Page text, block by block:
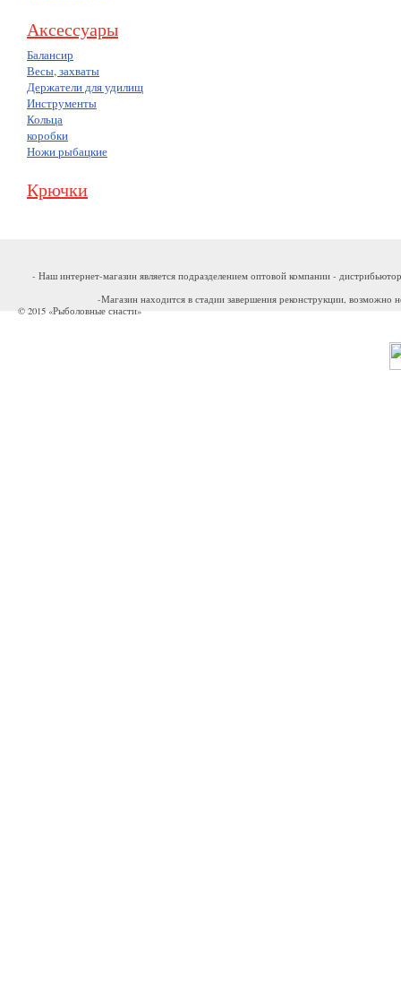
Аксессуары
Балансир
Весы, захваты
Держатели для удилищ
Инструменты
Кольца
коробки
Ножи рыбацкие
Крючки
- Наш интернет-магазин является подразделением оптовой компании -
-Магазин находится в стадии завершения реконструкции, возможно
© 2015 «Рыболовные снасти»